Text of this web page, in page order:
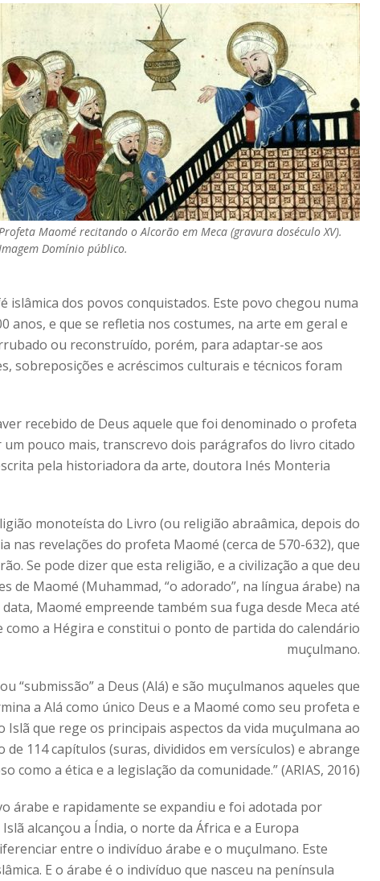
Maomé recitando o Alcorão em Meca (gravura doséculo XV).
Domínio público.
dos povos conquistados. Este povo chegou numa
anos, e que se refletia nos costumes, na arte em geral e
ou reconstruído, porém, para adaptar-se aos
sobreposições e acréscimos culturais e técnicos foram
recebido de Deus aquele que foi denominado o profeta
um pouco mais, transcrevo dois parágrafos do livro citado
pela historiadora da arte, doutora Inés Monteria
monoteísta do Livro (ou religião abraâmica, depois do
nas revelações do profeta Maomé (cerca de 570-632), que
Se pode dizer que esta religião, e a civilização a que deu
de Maomé (Muhammad, “o adorado”, na língua árabe) na
Maomé empreende também sua fuga desde Meca até
como a Hégira e constitui o ponto de partida do calendário
muçulmano.
“submissão” a Deus (Alá) e são muçulmanos aqueles que
a Alá como único Deus e a Maomé como seu profeta e
Islã que rege os principais aspectos da vida muçulmana ao
114 capítulos (suras, divididos em versículos) e abrange
como a ética e a legislação da comunidade.” (ARIAS, 2016)
árabe e rapidamente se expandiu e foi adotada por
alcançou a Índia, o norte da África e a Europa
entre o indivíduo árabe e o muçulmano. Este
E o árabe é o indivíduo que nasceu na península